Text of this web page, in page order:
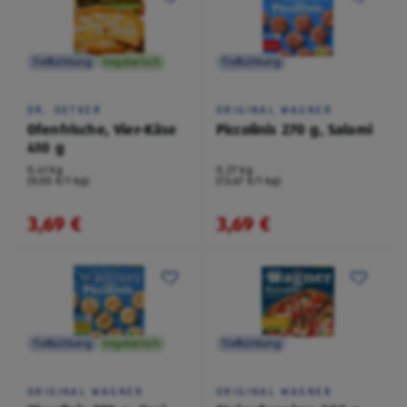
Tiefkühlung Vegetarisch
DR. OETKER
Ofenfrische, Vier-Käse
410 g
0,41 kg
(9,00 €/1 kg)
3,69 €
Tiefkühlung
ORIGINAL WAGNER
Piccolinis 270 g, Salami
0,27 kg
(13,67 €/1 kg)
3,69 €
Tiefkühlung Vegetarisch
ORIGINAL WAGNER
Tiefkühlung
ORIGINAL WAGNER